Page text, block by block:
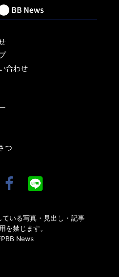
合わせ
つ
いる写真・見出し・記事
を禁じます。
News